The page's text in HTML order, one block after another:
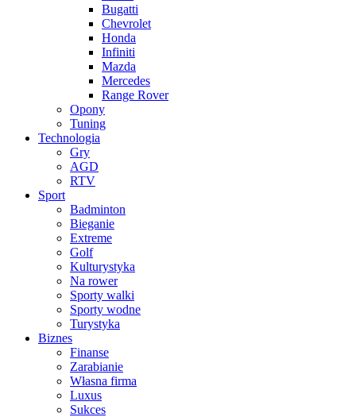
Bugatti
Chevrolet
Honda
Infiniti
Mazda
Mercedes
Range Rover
Opony
Tuning
Technologia
Gry
AGD
RTV
Sport
Badminton
Bieganie
Extreme
Golf
Kulturystyka
Na rower
Sporty walki
Sporty wodne
Turystyka
Biznes
Finanse
Zarabianie
Własna firma
Luxus
Sukces